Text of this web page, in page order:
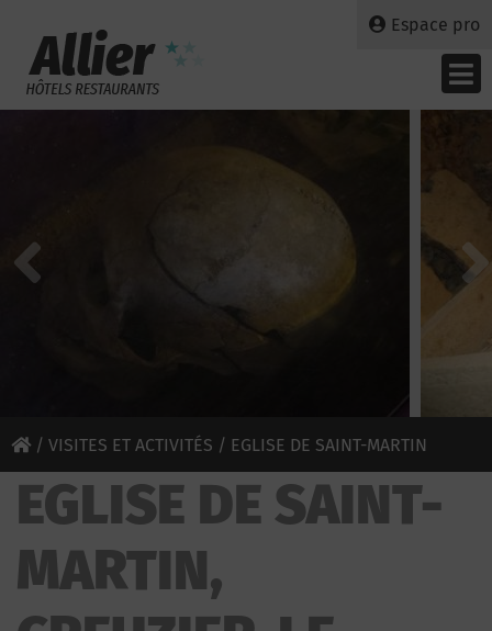
Espace pro
/ VISITES ET ACTIVITÉS / EGLISE DE SAINT-MARTIN
EGLISE DE SAINT-
MARTIN,